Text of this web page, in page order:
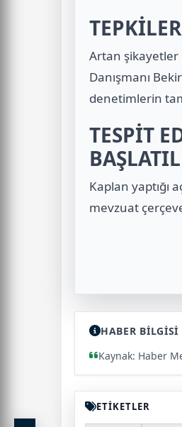
Artan şikayetler
Danışmanı
denetimlerin
TESPİT
Kaplan yaptığı
mevzuat
HABER BİLGİSİ
Kaynak: Haber
ETİKETLER